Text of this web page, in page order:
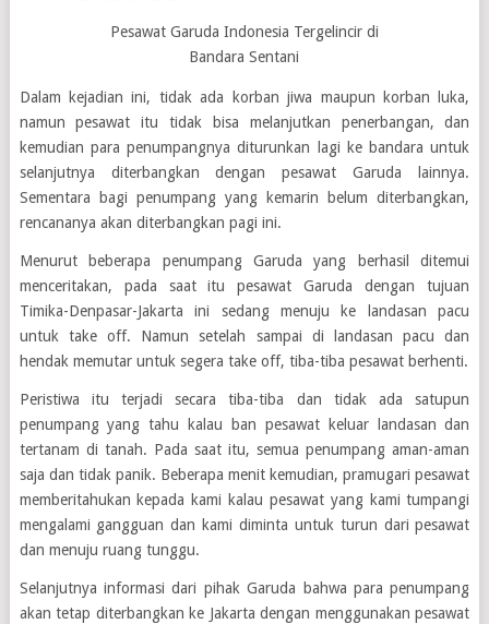
Pesawat Garuda Indonesia Tergelincir di
Bandara Sentani
Dalam kejadian ini, tidak ada korban jiwa maupun korban luka,
namun pesawat itu tidak bisa melanjutkan penerbangan, dan
kemudian para penumpangnya diturunkan lagi ke bandara untuk
selanjutnya diterbangkan dengan pesawat Garuda lainnya.
Sementara bagi penumpang yang kemarin belum diterbangkan,
rencananya akan diterbangkan pagi ini.
Menurut beberapa penumpang Garuda yang berhasil ditemui
menceritakan, pada saat itu pesawat Garuda dengan tujuan
Timika-Denpasar-Jakarta ini sedang menuju ke landasan pacu
untuk take off. Namun setelah sampai di landasan pacu dan
hendak memutar untuk segera take off, tiba-tiba pesawat berhenti.
Peristiwa itu terjadi secara tiba-tiba dan tidak ada satupun
penumpang yang tahu kalau ban pesawat keluar landasan dan
tertanam di tanah. Pada saat itu, semua penumpang aman-aman
saja dan tidak panik. Beberapa menit kemudian, pramugari pesawat
memberitahukan kepada kami kalau pesawat yang kami tumpangi
mengalami gangguan dan kami diminta untuk turun dari pesawat
dan menuju ruang tunggu.
Selanjutnya informasi dari pihak Garuda bahwa para penumpang
akan tetap diterbangkan ke Jakarta dengan menggunakan pesawat